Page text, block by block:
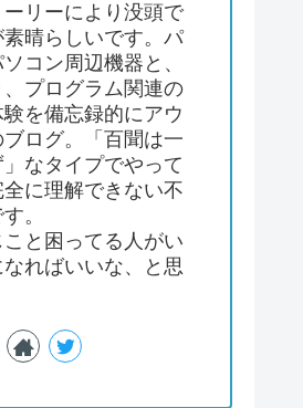
ーリーにより没頭で
素晴らしいです。パ
コン周辺機器と、
プログラム関連の
を備忘録的にアウ
ブログ。「百聞は一
」なタイプでやって
に理解できない不
。
こと困ってる人がい
ればいいな、と思